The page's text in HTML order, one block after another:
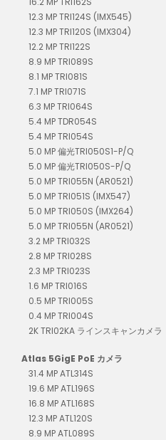
12.3 MP TRI124S (IMX545)
12.3 MP TRI120S (IMX304)
12.2 MP TRI122S
8.9 MP TRI089S
8.1 MP TRI081S
7.1 MP TRI071S
6.3 MP TRI064S
5.4 MP TDR054S
5.4 MP TRI054S
5.0 MP 偏光TRI050S1-P/Q
5.0 MP 偏光TRI050S-P/Q
5.0 MP TRI055N (AR0521)
5.0 MP TRI051S (IMX547)
5.0 MP TRI050S (IMX264)
5.0 MP TRI055N (AR0521)
3.2 MP TRI032S
2.8 MP TRI028S
2.3 MP TRI023S
1.6 MP TRI016S
0.5 MP TRI005S
0.4 MP TRI004S
2K TRI02KA ラインスキャンカメラ
Atlas 5GigE PoE カメラ
31.4 MP ATL314S
19.6 MP ATL196S
16.8 MP ATL168S
12.3 MP ATL120S
8.9 MP ATL089S